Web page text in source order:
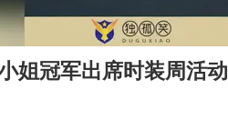
姐冠军出席时装周活动